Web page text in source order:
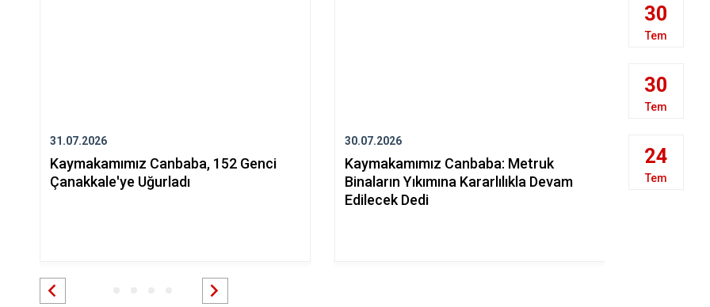
Gürsu
Harmancık
İznik
Keles
Kestel
31.07.2026
Kaymakamımız Canbaba, 152 Genci
Çanakkale'ye Uğurladı
30.07.2026
Kaymakamımız Canbaba: Metruk
Binaların Yıkımına Kararlılıkla Devam
Edilecek Dedi
Gemlik
İlkokulu
30
Tem
30
Tem
24
Tem